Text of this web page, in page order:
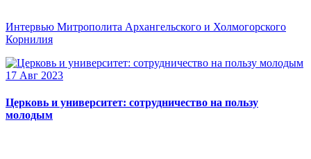
Интервью Митрополита Архангельского и Холмогорского
Корнилия
17 Авг 2023
Церковь и университет: сотрудничество на пользу
молодым